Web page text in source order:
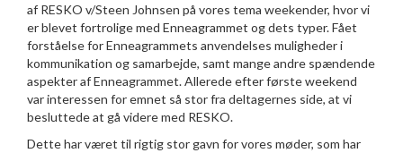
af RESKO v/Steen Johnsen på vores tema weekender, hvor vi
er blevet fortrolige med Enneagrammet og dets typer. Fået
forståelse for Enneagrammets anvendelses muligheder i
kommunikation og samarbejde, samt mange andre spændende
aspekter af Enneagrammet. Allerede efter første weekend
var interessen for emnet så stor fra deltagernes side, at vi
besluttede at gå videre med RESKO.
Dette har været til rigtig stor gavn for vores møder, som har